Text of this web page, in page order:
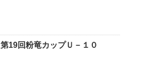
第19回粉竜カップＵ－１０